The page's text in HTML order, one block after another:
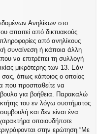
Ανηλίκων στο
απαιτεί από δικτυακούς
από ανηλίκους
συναίνεση ή κάποια άλλη
να επιτρέπει τη συλλογή
μικρότερης των 13. Εάν
σας, όπως κάποιος ο οποίος
που προσπαθείτε να
για βοήθεια. Παρακαλώ
του εν λόγω συστήματος
και δεν είναι ένα
οποιουδήποτε
στην ερώτηση “Με